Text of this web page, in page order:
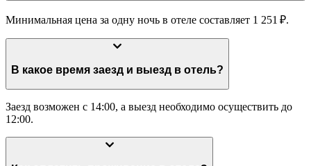
Минимальная цена за одну ночь в отеле составляет 1 251 ₽.
В какое время заезд и выезд в отель?
Заезд возможен с 14:00, а выезд необходимо осуществить до
12:00.